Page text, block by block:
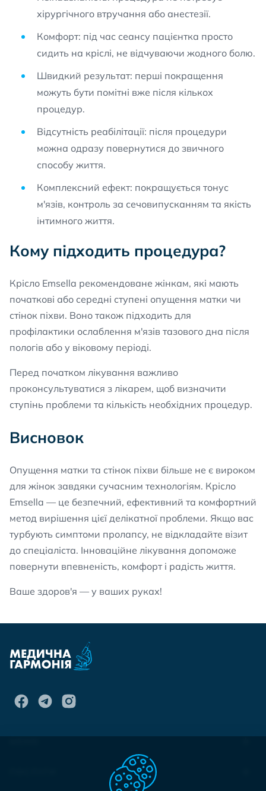
хірургічного втручання або анестезії.
Комфорт: під час сеансу пацієнтка просто
сидить на кріслі, не відчуваючи жодного болю.
Швидкий результат: перші покращення
можуть бути помітні вже після кількох
процедур.
Відсутність реабілітації: після процедури
можна одразу повернутися до звичного
способу життя.
Комплексний ефект: покращується тонус
м'язів, контроль за сечовипусканням та якість
інтимного життя.
Кому підходить процедура?
Крісло Emsella рекомендоване жінкам, які мають
початкові або середні ступені опущення матки чи
стінок піхви. Воно також підходить для
профілактики ослаблення м'язів тазового дна після
пологів або у віковому періоді.
Перед початком лікування важливо
проконсультуватися з лікарем, щоб визначити
ступінь проблеми та кількість необхідних процедур.
Висновок
Опущення матки та стінок піхви більше не є вироком
для жінок завдяки сучасним технологіям. Крісло
Emsella — це безпечний, ефективний та комфортний
метод вирішення цієї делікатної проблеми. Якщо вас
турбують симптоми пролапсу, не відкладайте візит
до спеціаліста. Інноваційне лікування допоможе
повернути впевненість, комфорт і радість життя.
Ваше здоров'я — у ваших руках!